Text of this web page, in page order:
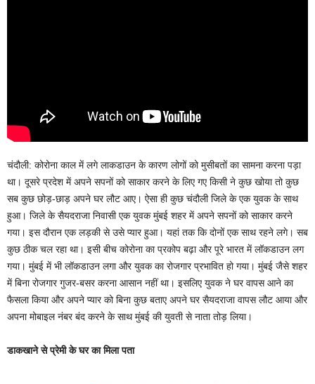
चंदौली: कोरोना काल में लगे लाकडाउन के कारण लोगों को मुसीबतों का सामना करना पड़ा
था। दूसरे प्रदेश में अपने सपनों को साकार करने के लिए गए किसी ने कुछ खोया तो कुछ
सब कुछ छोड़-छाड़ अपने घर लौट आए। ऐसा ही कुछ चंदौली जिले के एक युवक के साथ
हुआ। जिले के सैयदराजा निवासी एक युवक मुंबई शहर में अपने सपनों को साकार करने
गया। इस दौरान एक लड़की से उसे प्यार हुआ। यहां तक कि दोनों एक साथ रहने लगे। सब
कुछ ठीक चल रहा था। इसी बीच कोरोना का प्रकोप बढ़ा और पूरे भारत में लॉकडाउन लग
गया। मुंबई में भी लॉकडाउन लगा और युवक का रोजगार प्रभावित हो गया। मुंबई जैसे शहर
में बिना रोजगार गुजर-बसर करना आसान नहीं था। इसलिए युवक ने घर वापस आने का
फैसला किया और अपने प्यार को बिना कुछ बताए अपने घर सैयदराजा वापस लौट आया और
अपना मोबाइल नंबर बंद करने के साथ मुंबई की युवती से नाता तोड़ लिया।
डाकखाने से प्रेमी के घर का मिला पता